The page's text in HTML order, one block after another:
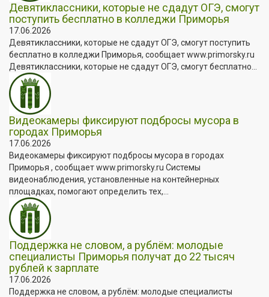
Девятиклассники, которые не сдадут ОГЭ, смогут
поступить бесплатно в колледжи Приморья
17.06.2026
Девятиклассники, которые не сдадут ОГЭ, смогут поступить
бесплатно в колледжи Приморья, сообщает www.primorsky.ru
Девятиклассники, которые не сдадут ОГЭ, смогут бесплатно...
Видеокамеры фиксируют подбросы мусора в
городах Приморья
17.06.2026
Видеокамеры фиксируют подбросы мусора в городах
Приморья , сообщает www.primorsky.ru Системы
видеонаблюдения, установленные на контейнерных
площадках, помогают определить тех,...
Поддержка не словом, а рублём: молодые
специалисты Приморья получат до 22 тысяч
рублей к зарплате
17.06.2026
Поддержка не словом, а рублём: молодые специалисты